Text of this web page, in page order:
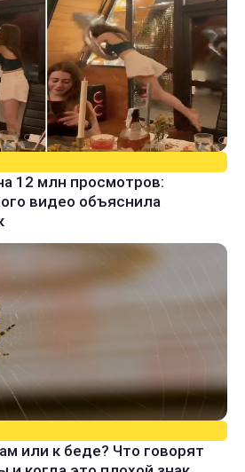
12 млн просмотров:
видео объяснила
или к беде? Что говорят